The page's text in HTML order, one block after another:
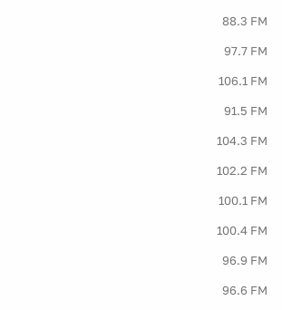
88.3 FM
97.7 FM
106.1 FM
91.5 FM
104.3 FM
102.2 FM
100.1 FM
100.4 FM
96.9 FM
96.6 FM